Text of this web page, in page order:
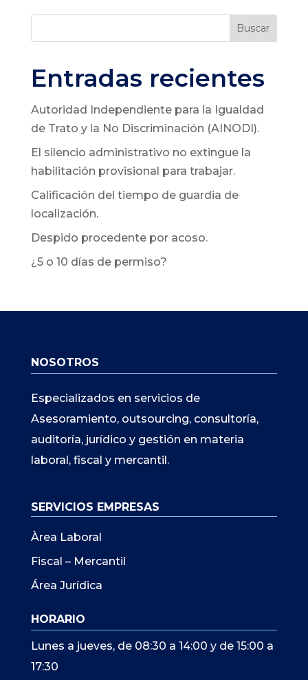
Buscar
Entradas recientes
Autoridad Independiente para la Igualdad
de Trato y la No Discriminación (AINODI).
El silencio administrativo no extingue la
habilitación provisional para trabajar.
Calificación del tiempo de guardia de
localización.
Despido procedente por acoso.
¿5 o 10 días de permiso?
NOSOTROS
Especializados en servicios de
Asesoramiento, outsourcing, consultoría,
auditoría, jurídico y gestión en materia
laboral, fiscal y mercantil.
SERVICIOS EMPRESAS
Àrea Laboral
Fiscal – Mercantil
Área Jurídica
HORARIO
Lunes a jueves, de 08:30 a 14:00 y de 15:00 a
17:30